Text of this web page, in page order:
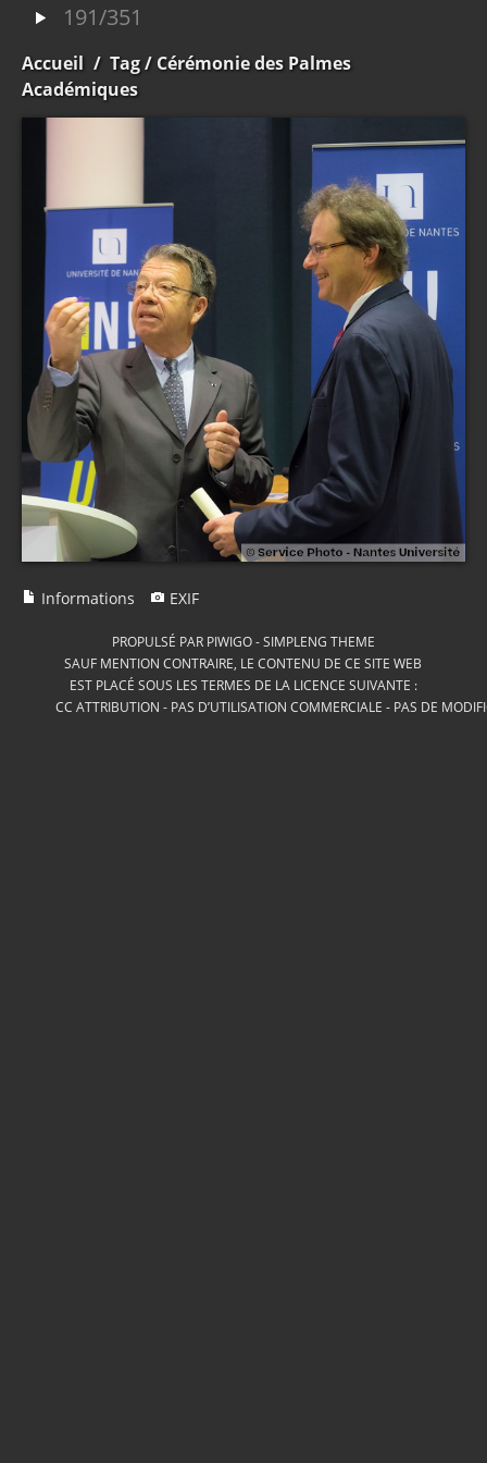
191/351
Accueil / Tag/ Cérémonie des Palmes
Académiques
Informations EXIF
PROPULSÉ PAR PIWIGO-SIMPLENG THEME
SAUF MENTION CONTRAIRE, LE CONTENU DE CE SITE WEB
EST PLACÉ SOUS LES TERMES DE LA LICENCE SUIVANTE :
CC ATTRIBUTION - PAS D’UTILISATION COMMERCIALE - PAS DE